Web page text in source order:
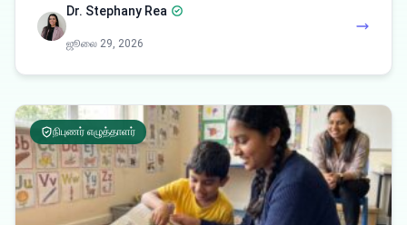
Dr. Stephany Rea
ஜூலை 29, 2026
நிபுணர் எழுத்தாளர்